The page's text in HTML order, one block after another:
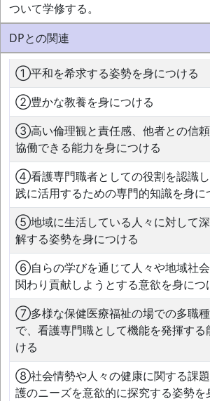
ついて学修する。
DPとの関連
①平和を希求する姿勢を身につける
②豊かな教養を身につける
③高い倫理観と責任感、他者との信
協働できる能力を身につける
④看護専門職者としての役割を認識
践に活用するための専門的知識を身に
⑤地域に生活している人々に対して
解する姿勢を身につける
⑥自らの学びを通じて人々や地域社
関わり貢献しようとする意欲を身につ
⑦多様な保健医療福祉の場での多職
で、看護専門職として機能を発揮する
ける
⑧社会情勢や人々の健康に関する課
護のニーズを意欲的に探究する姿勢を